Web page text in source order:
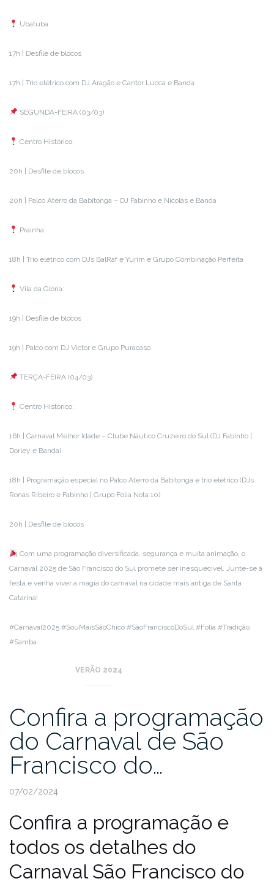
Ubatuba:
17h | Desfile de blocos
17h | Trio elétrico com DJ Aragão e Cantor Lucca e Banda
SEGUNDA-FEIRA (03/03)
Centro Histórico:
20h | Desfile de blocos
20h | Palco Aterro da Babitonga – DJ Fabinho e Nícolas e Banda
Prainha:
18h | Trio elétrico com DJs BalRaf e Yurim e Grupo Combinação Perfeita
Vila da Glória:
19h | Desfile de blocos
19h | Palco com DJ Victor e Grupo Puracaso
TERÇA-FEIRA (04/03)
Centro Histórico:
16h | Carnaval Melhor Idade – Clube Náutico Cruzeiro do Sul (DJ Fabinho |
Dorley e Banda)
18h | Programação especial no Palco Aterro da Babitonga e trio elétrico (DJs
Ronas Ribeiro e Fabinho | Grupo Folia Nota 10)
20h | Desfile de blocos
Com uma programação diversificada, segurança e muita animação, o
Carnaval 2025 de São Francisco do Sul promete ser inesquecível. Junte-se à
festa e venha viver a magia do carnaval na cidade mais antiga de Santa
Catarina!
#Carnaval2025 #SouMaisSãoChico #SãoFranciscoDoSul #Folia #Tradição
#Samba
VERÃO 2024
Confira a programação
do Carnaval de São
Francisco do…
07/02/2024
Confira a programação e
todos os detalhes do
Carnaval São Francisco do